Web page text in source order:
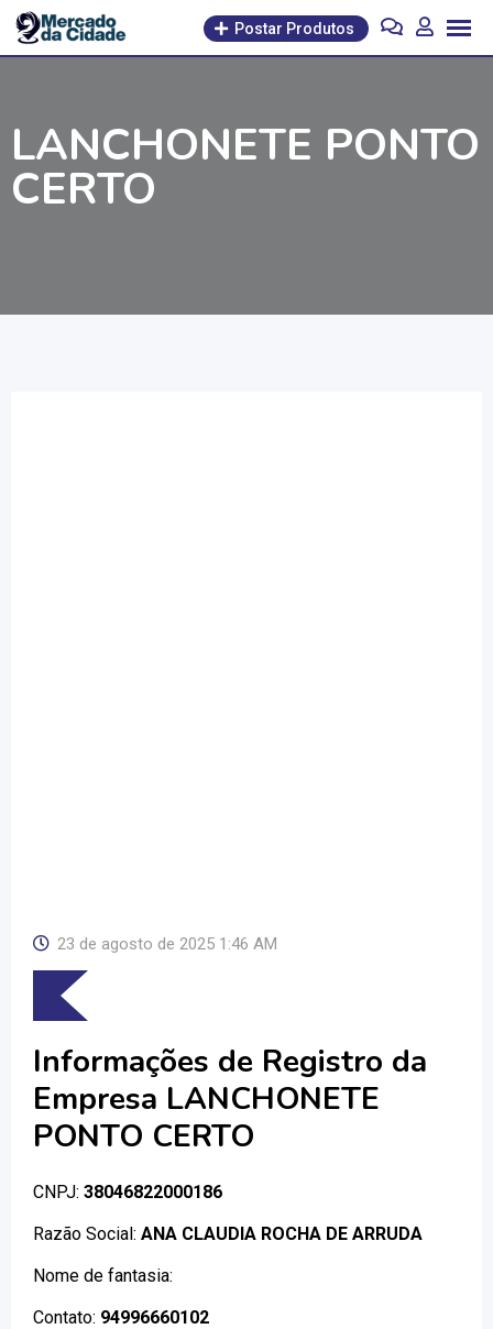
Pular
para
Postar Produtos
LANCHONETE PONTO
CERTO
23 de agosto de 2025 1:46 AM
Informações de Registro da
Empresa LANCHONETE
PONTO CERTO
CNPJ: 38046822000186
Razão Social: ANA CLAUDIA ROCHA DE ARRUDA
Nome de fantasia:
Contato: 94996660102